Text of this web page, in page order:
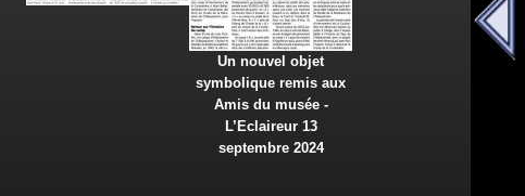
Un nouvel objet
symbolique remis aux
Amis du musée -
L’Eclaireur 13
septembre 2024